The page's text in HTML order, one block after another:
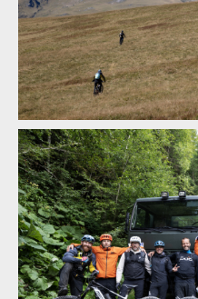
Legends of Gugu - Heli-eBike
zážitek
Legends of Gugu - Heli-eBike
zážitek
Legends of Gugu - Heli-eBike
zážitek
Legends of Gugu - Heli-eBike
zážitek
Legends of Gugu - Heli-eBike
zážitek
Legends of Gugu - Heli-eBike
zážitek